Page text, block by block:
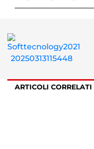
ARTICOLI CORRELATI